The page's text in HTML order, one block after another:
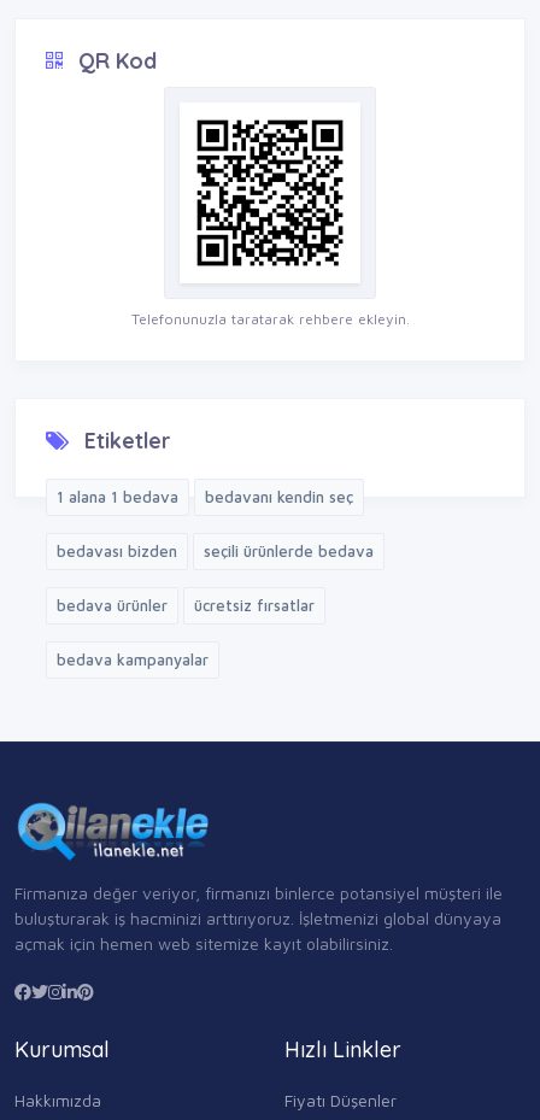
QR Kod
Telefonunuzla taratarak rehbere ekleyin.
Etiketler
1 alana 1 bedava bedavanı kendin seç
bedavası bizden seçili ürünlerde bedava
bedava ürünler ücretsiz fırsatlar
bedava kampanyalar
Firmanıza değer veriyor, firmanızı binlerce potansiyel müşteri ile
buluşturarak iş hacminizi arttırıyoruz. İşletmenizi global dünyaya
açmak için hemen web sitemize kayıt olabilirsiniz.
Kurumsal
Hakkımızda
Hızlı Linkler
Fiyatı Düşenler